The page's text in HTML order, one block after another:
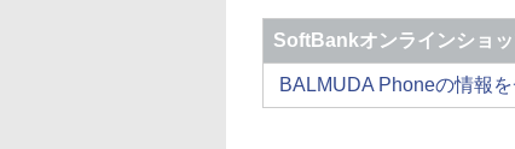
SoftBankオンラインショッ
BALMUDA Phoneの情報を